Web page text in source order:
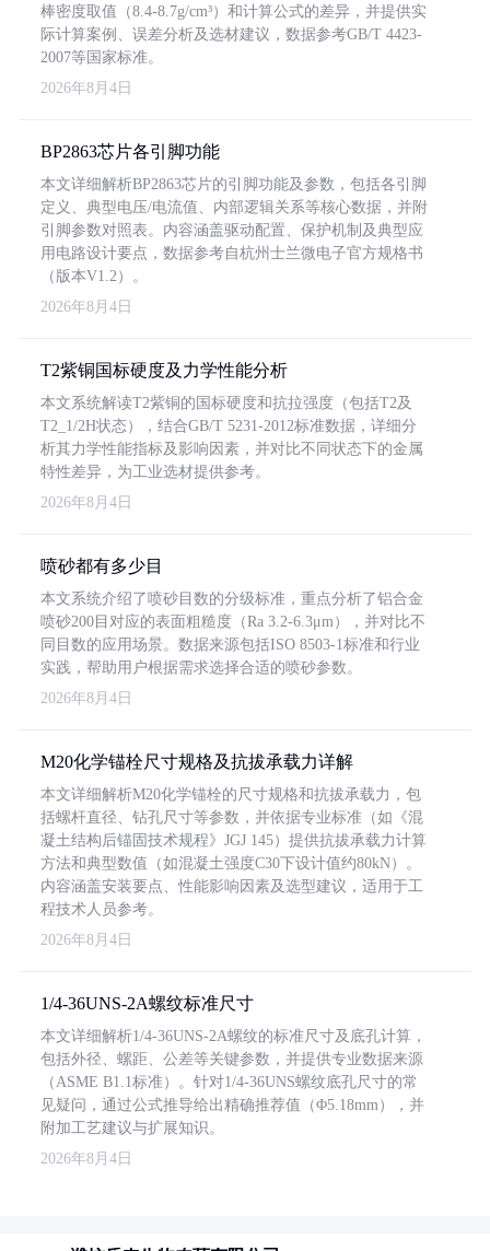
棒密度取值（8.4-8.7g/cm³）和计算公式的差异，并提供实
际计算案例、误差分析及选材建议，数据参考GB/T 4423-
2007等国家标准。
2026年8月4日
BP2863芯片各引脚功能
本文详细解析BP2863芯片的引脚功能及参数，包括各引脚
定义、典型电压/电流值、内部逻辑关系等核心数据，并附
引脚参数对照表。内容涵盖驱动配置、保护机制及典型应
用电路设计要点，数据参考自杭州士兰微电子官方规格书
（版本V1.2）。
2026年8月4日
T2紫铜国标硬度及力学性能分析
本文系统解读T2紫铜的国标硬度和抗拉强度（包括T2及
T2_1/2H状态），结合GB/T 5231-2012标准数据，详细分
析其力学性能指标及影响因素，并对比不同状态下的金属
特性差异，为工业选材提供参考。
2026年8月4日
喷砂都有多少目
本文系统介绍了喷砂目数的分级标准，重点分析了铝合金
喷砂200目对应的表面粗糙度（Ra 3.2-6.3μm），并对比不
同目数的应用场景。数据来源包括ISO 8503-1标准和行业
实践，帮助用户根据需求选择合适的喷砂参数。
2026年8月4日
M20化学锚栓尺寸规格及抗拔承载力详解
本文详细解析M20化学锚栓的尺寸规格和抗拔承载力，包
括螺杆直径、钻孔尺寸等参数，并依据专业标准（如《混
凝土结构后锚固技术规程》JGJ 145）提供抗拔承载力计算
方法和典型数值（如混凝土强度C30下设计值约80kN）。
内容涵盖安装要点、性能影响因素及选型建议，适用于工
程技术人员参考。
2026年8月4日
1/4-36UNS-2A螺纹标准尺寸
本文详细解析1/4-36UNS-2A螺纹的标准尺寸及底孔计算，
包括外径、螺距、公差等关键参数，并提供专业数据来源
（ASME B1.1标准）。针对1/4-36UNS螺纹底孔尺寸的常
见疑问，通过公式推导给出精确推荐值（Φ5.18mm），并
附加工艺建议与扩展知识。
2026年8月4日